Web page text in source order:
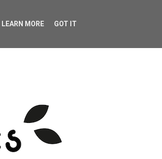
LEARN MORE GOT IT